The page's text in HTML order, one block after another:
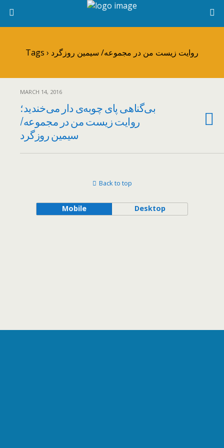
Tags › روایت زیست من در مجموعه/ سیمین روزگرد
MARCH 14, 2016
بی‌گناهی پای چوبه‌ی دار می‌خندید؛
روایت زیست من در مجموعه/
سیمین روزگرد
Back to top
Mobile Desktop